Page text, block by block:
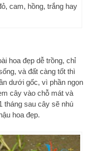
cam, hồng, trắng hay
hoa đẹp dễ trồng, chỉ
và đất càng tốt thì
dưới gốc, vì phần ngọn
cây vào chỗ mát và
sau cây sẽ nhú
hoa đẹp.